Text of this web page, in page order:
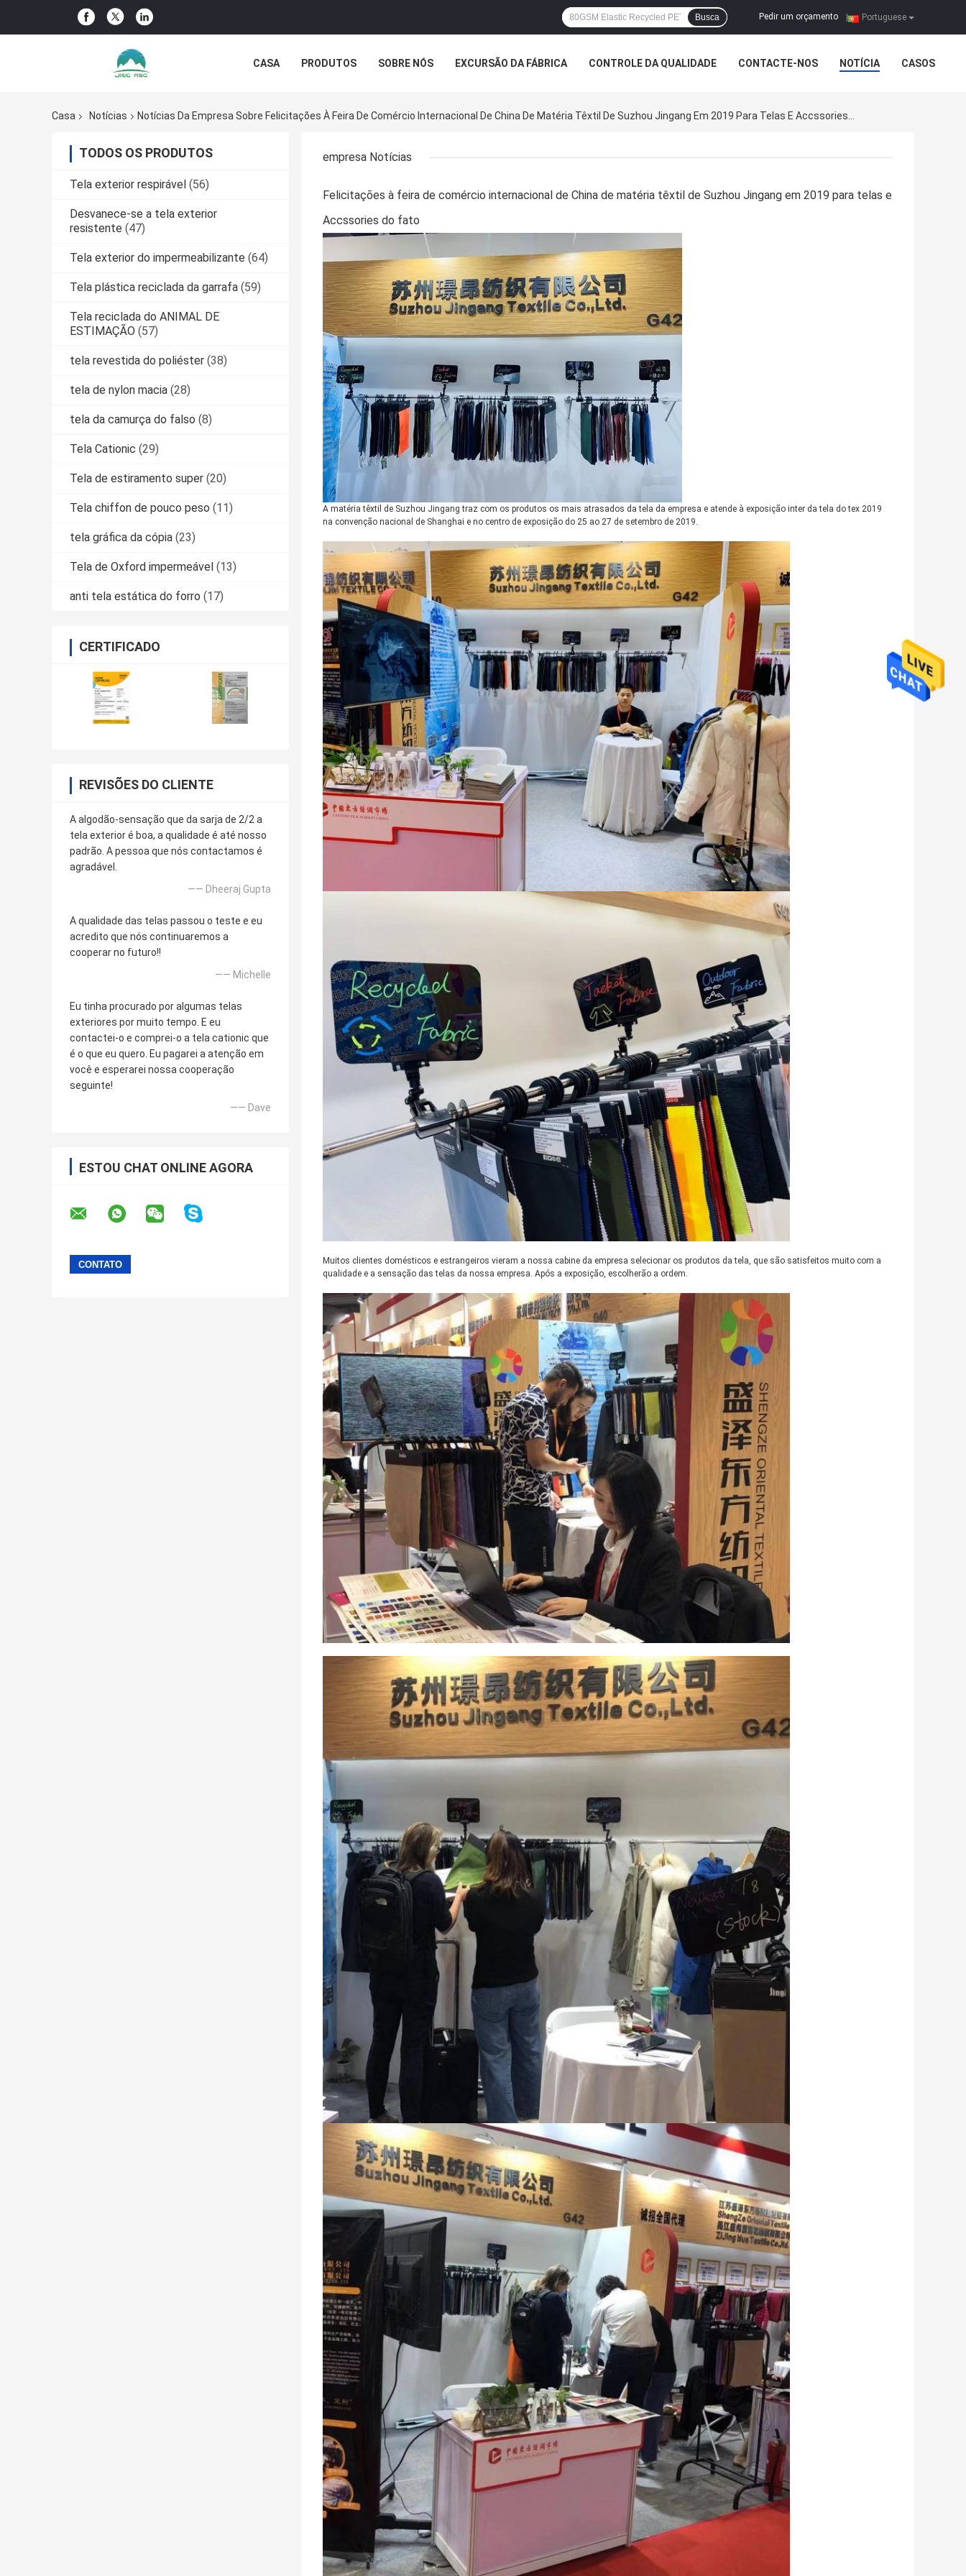
Portuguese
Pedir um orçamento |
Busca
CASA PRODUTOS SOBRE NÓS EXCURSÃO DA FÁBRICA CONTROLE DA QUALIDADE CONTACTE-NOS NOTÍCIA CASOS
Casa
Notícias Notícias Da Empresa Sobre Felicitações À Feira De Comércio Internacional De China De Matéria Têxtil De Suzhou Jingang Em 2019 Para Telas E Accssories Do Fato
TODOS OS PRODUTOS
Tela exterior respirável (56)
Desvanece-se a tela exterior
resistente (47)
Tela exterior do impermeabilizante (64)
Tela plástica reciclada da garrafa (59)
Tela reciclada do ANIMAL DE
ESTIMAÇÃO (57)
tela revestida do poliéster (38)
tela de nylon macia (28)
tela da camurça do falso (8)
Tela Cationic (29)
Tela de estiramento super (20)
Tela chiffon de pouco peso (11)
tela gráfica da cópia (23)
Tela de Oxford impermeável (13)
anti tela estática do forro (17)
CERTIFICADO
REVISÕES DO CLIENTE
A algodão-sensação que da sarja de 2/2 a
tela exterior é boa, a qualidade é até nosso
padrão. A pessoa que nós contactamos é
agradável.
—— Dheeraj Gupta
A qualidade das telas passou o teste e eu
acredito que nós continuaremos a
cooperar no futuro!!
—— Michelle
Eu tinha procurado por algumas telas
exteriores por muito tempo. E eu
contactei-o e comprei-o a tela cationic que
é o que eu quero. Eu pagarei a atenção em
você e esperarei nossa cooperação
seguinte!
—— Dave
ESTOU CHAT ONLINE AGORA
empresa Notícias
Felicitações à feira de comércio internacional de China de matéria têxtil de Suzhou Jingang em 2019 para telas e
Accssories do fato
A matéria têxtil de Suzhou Jingang traz com os produtos os mais atrasados da tela da empresa e atende à exposição inter da tela do tex 2019
na convenção nacional de Shanghai e no centro de exposição do 25 ao 27 de setembro de 2019.
Muitos clientes domésticos e estrangeiros vieram a nossa cabine da empresa selecionar os produtos da tela, que são satisfeitos muito com a
qualidade e a sensação das telas da nossa empresa. Após a exposição, escolherão a ordem.